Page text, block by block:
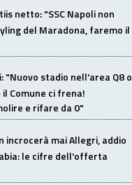
netto: "SSC Napoli non
del Maradona, faremo il
"Nuovo stadio nell'area Q8 o
Comune ci frena!
e rifare da 0"
incrocerà mai Allegri, addio
le cifre dell'offerta